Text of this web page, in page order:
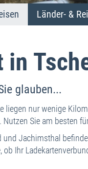
Länder- &
Indikationen
Mineral-
Tschechien
Im Notfall
in
glauben...
nur wenige
Sie am besten
und Jachimsthal
Ihr